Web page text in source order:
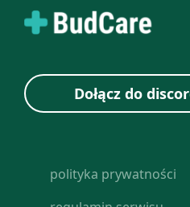
Dołącz do
polityka prywatności